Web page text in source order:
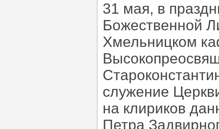
31 мая, в
Божественной
Хмельницком
служение
на клириков
Петра